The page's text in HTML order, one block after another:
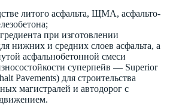
литого асфальта, ЩМА, асфальто-
при изготовлении
нижних и средних слоев асфальта, а
асфальнобетонной смеси
суперпейв — Superior
Pavements) для строительства
магистралей и автодорог с